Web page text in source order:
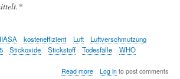
IIASA kosteneffizient Luft
Luftverschmutzung
5 Stickoxide Stickstoff Todesfälle WHO
Read moreabout
Log into post comments